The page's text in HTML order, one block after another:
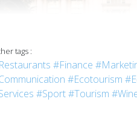
tags :
#Finance
#Ecotourism
#Sport#Tourism